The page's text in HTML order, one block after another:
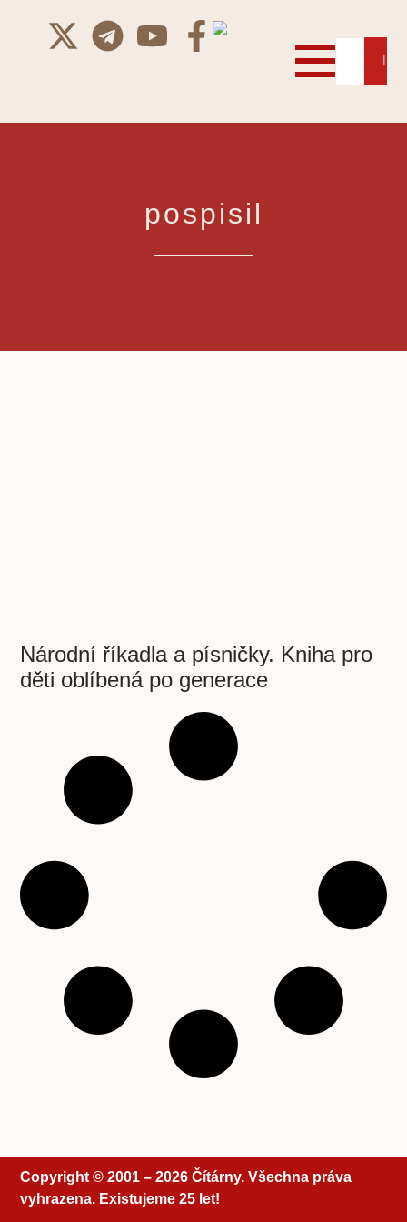
pospisil
Národní říkadla a písničky. Kniha pro
děti oblíbená po generace
Copyright © 2001 – 2026 Čítárny. Všechna práva
vyhrazena. Existujeme 25 let!